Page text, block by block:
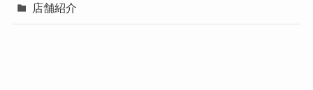
店舗紹介